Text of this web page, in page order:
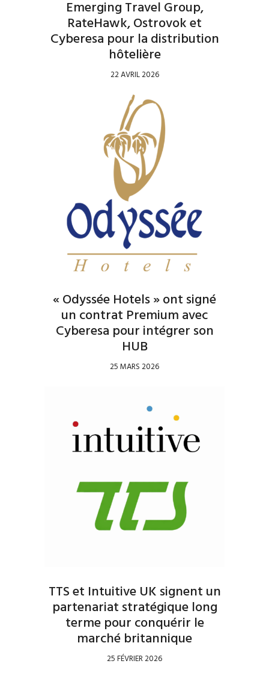
Emerging Travel Group,
RateHawk, Ostrovok et
Cyberesa pour la distribution
hôtelière
22 AVRIL 2026
« Odyssée Hotels » ont signé
un contrat Premium avec
Cyberesa pour intégrer son
HUB
25 MARS 2026
TTS et Intuitive UK signent un
partenariat stratégique long
terme pour conquérir le
marché britannique
25 FÉVRIER 2026